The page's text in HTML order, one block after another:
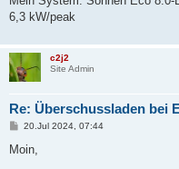
6,3 kW/peak
c2j2
Site Admin
Re: Überschussladen bei
B
i
20.Jul 2024, 07:44
Moin,